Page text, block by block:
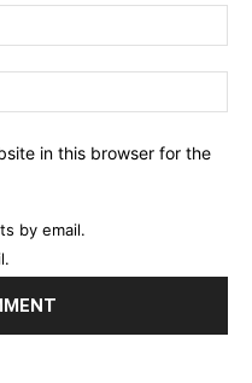
in this browser for the
by email.